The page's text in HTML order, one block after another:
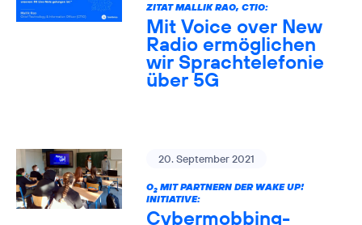
ZITAT MALLIK RAO, CTIO:
Mit Voice over New
Radio ermöglichen
wir Sprachtelefonie
über 5G
20. September 2021
O2MIT PARTNERN DER WAKE UP!
INITIATIVE:
Cybermobbing-